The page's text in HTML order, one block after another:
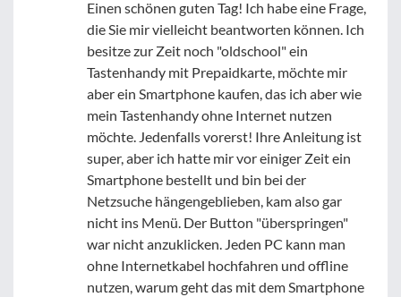
Einen schönen guten Tag! Ich habe eine Frage,
die Sie mir vielleicht beantworten können. Ich
besitze zur Zeit noch "oldschool" ein
Tastenhandy mit Prepaidkarte, möchte mir
aber ein Smartphone kaufen, das ich aber wie
mein Tastenhandy ohne Internet nutzen
möchte. Jedenfalls vorerst! Ihre Anleitung ist
super, aber ich hatte mir vor einiger Zeit ein
Smartphone bestellt und bin bei der
Netzsuche hängengeblieben, kam also gar
nicht ins Menü. Der Button "überspringen"
war nicht anzuklicken. Jeden PC kann man
ohne Internetkabel hochfahren und offline
nutzen, warum geht das mit dem Smartphone